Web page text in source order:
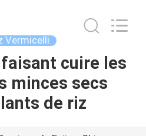
Vermicelli
cuire les
minces secs
de riz